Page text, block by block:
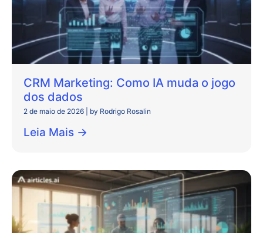
CRM Marketing: Como IA muda o jogo
dos dados
2 de maio de 2026 by Rodrigo Rosalin
Leia Mais →